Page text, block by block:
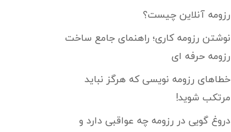
رزومه آنلاین چیست؟
نوشتن رزومه کاری؛ راهنمای جامع ساخت
رزومه حرفه ای
خطاهای رزومه نویسی که هرگز نباید
مرتکب شوید!
دروغ گویی در رزومه چه عواقبی دارد و